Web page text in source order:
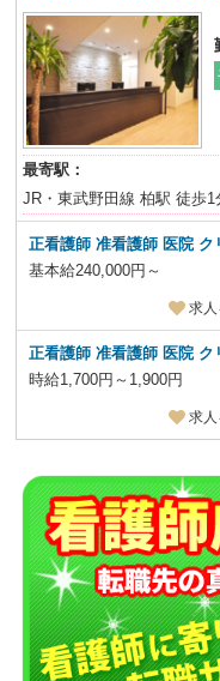
最寄駅：
JR・東武野田線 柏駅 徒歩1
正看護師 准看護師 医院
基本給240,000円～
求
正看護師 准看護師 医院
時給1,700円～1,900円
求